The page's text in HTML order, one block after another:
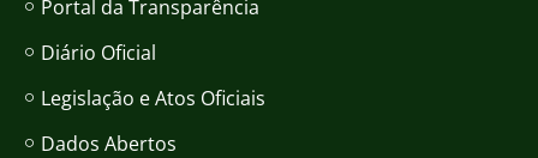
Portal da Transparência
Diário Oficial
Legislação e Atos Oficiais
Dados Abertos